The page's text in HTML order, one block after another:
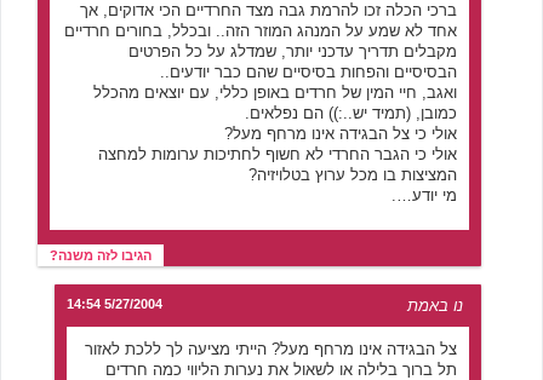
ברכי הכלה זכו להרמת גבה מצד החרדיים הכי אדוקים, אך
אחד לא שמע על המנהג המוזר הזה.. ובכלל, בחורים חרדיים
מקבלים תדריך עדכני יותר, שמדלג על כל הפרטים
הבסיסיים והפחות בסיסיים שהם כבר יודעים..
ואגב, חיי המין של חרדים באופן כללי, עם יוצאים מהכלל
כמובן, (תמיד יש..:)) הם נפלאים.
אולי כי צל הבגידה אינו מרחף מעל?
אולי כי הגבר החרדי לא חשוף לחתיכות ערומות למחצה
המציצות בו מכל ערוץ בטלויזיה?
מי יודע….
הגיבו לזה משנה?
נו באמת 5/27/2004 14:54
צל הבגידה אינו מרחף מעל? הייתי מציעה לך ללכת לאזור
תל ברוך בלילה או לשאול את נערות הליווי כמה חרדים